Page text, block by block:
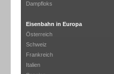
Dampfloks
Eisenbahn in Europa
Österreich
Schweiz
Frankreich
Italien